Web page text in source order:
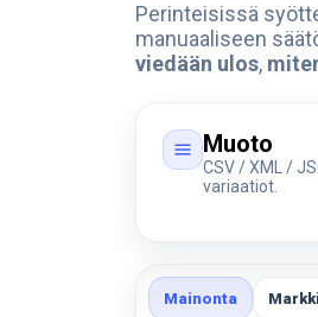
Perinteisissä
manuaaliseen
viedään ulos,
Muoto
CSV / XML /
variaatiot.
Mainonta